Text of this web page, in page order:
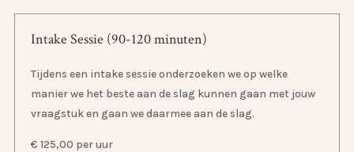
Intake Sessie (90-120 minuten)
Tijdens een intake sessie onderzoeken we op welke
manier we het beste aan de slag kunnen gaan met jouw
vraagstuk en gaan we daarmee aan de slag.
€ 125,00 per uur